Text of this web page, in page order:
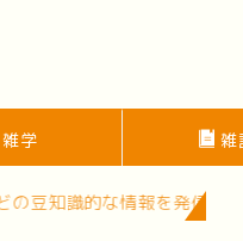
雑学 雑
を発信中！面白いスポッ